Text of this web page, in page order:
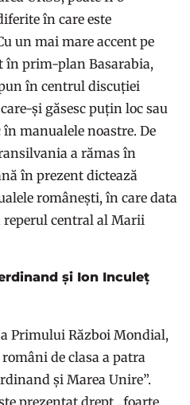
în care este
un mai mare accent pe
în prim-plan Basarabia,
în centrul discuției
și găsesc puțin loc sau
manualele noastre. De
a rămas în
în prezent dictează
românești, în care data
reperul central al Marii
și Ion Inculeț
Primului Război Mondial,
de clasa a patra
și Marea Unire”.
prezentat drept „foarte